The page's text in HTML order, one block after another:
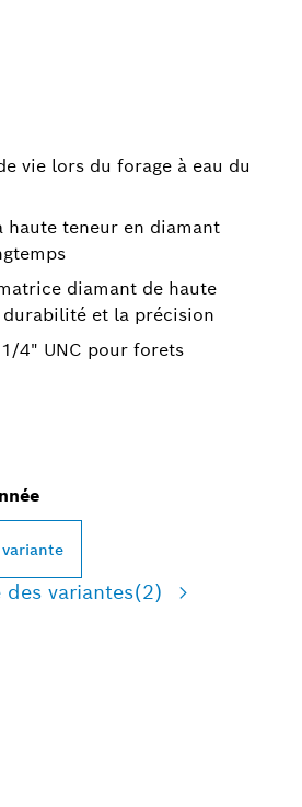
vie lors du forage à eau du
haute teneur en diamant
diamant de haute
et la précision
4" UNC pour forets
des variantes(2)